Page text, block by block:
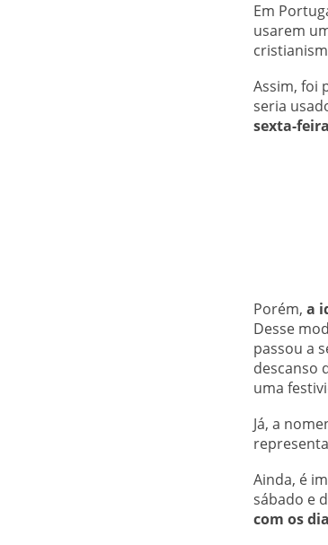
Em
usarem
Assim, foi
seria
sexta-
Porém, a
Desse
passou a
descanso
uma
Já, a
Ainda, é
sábado e
com os